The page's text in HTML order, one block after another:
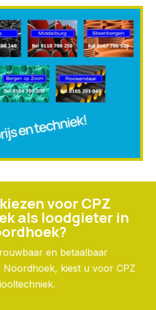
voor CPZ
als loodgieter in
en betaalbaar
Noordhoek, kiest u voor CPZ